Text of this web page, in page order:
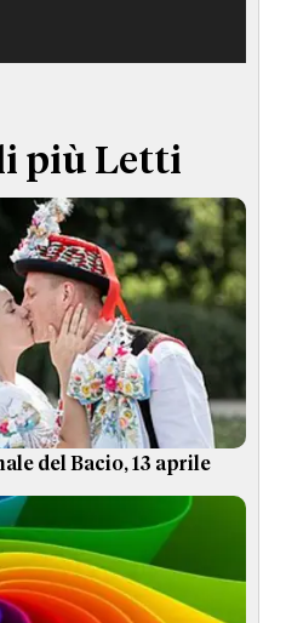
più Letti
del Bacio, 13 aprile